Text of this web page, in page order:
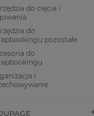
do cięcia i
do
pozostałe
do
i
107szt